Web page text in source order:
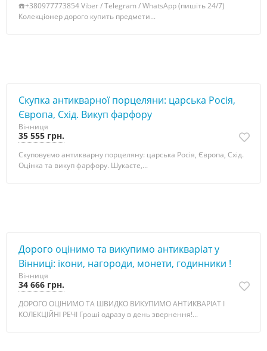
☎️+380977773854 Viber / Telegram / WhatsApp (пишіть 24/7)
Колекціонер дорого купить предмети...
Скупка антикварної порцеляни: царська Росія,
Європа, Схід. Викуп фарфору
Вінниця
35 555 грн.
Скуповуємо антикварну порцеляну: царська Росія, Європа, Схід.
Оцінка та викуп фарфору. Шукаєте,...
Дорого оцінимо та викупимо антикваріат у
Вінниці: ікони, нагороди, монети, годинники !
Вінниця
34 666 грн.
ДОРОГО ОЦІНИМО ТА ШВИДКО ВИКУПИМО АНТИКВАРІАТ І
КОЛЕКЦІЙНІ РЕЧІ Гроші одразу в день звернення!...